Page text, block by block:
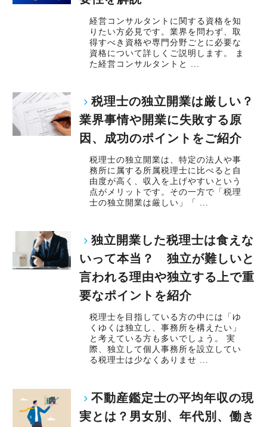
経営コンサルタントに関する資格を知
りたい方必見です。業界を問わず、取
得すべき資格や専門分野ごとに必要な
資格について詳しくご説明します。 ま
た経営コンサルタントと ...
税理士の独立開業は厳しい？
業界事情や開業に失敗する原
因、成功のポイントをご紹介
税理士の独立開業は、特定の法人や事
務所に属する所属税理士に比べると自
由度が高く、収入を上げやすいという
点がメリットです。その一方で「税理
士の独立開業は厳しい」「 ...
独立開業した税理士は食えな
いって本当？ 独立が難しいと
言われる理由や独立する上で重
要なポイントを紹介
税理士を目指している方の中には「ゆ
くゆくは独立し、事務所を構えたい」
と考えている方も多いでしょう。 実
際、独立して個人事務所を設立してい
る税理士は少なくありませ ...
不動産鑑定士の平均年収の現
実とは？男女別、年代別、働き